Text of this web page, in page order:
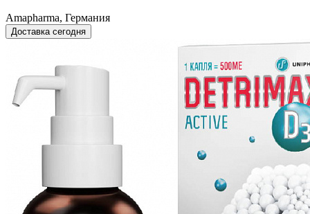
Amapharma, Германия
Доставка сегодня